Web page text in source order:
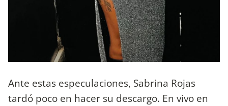
Ante estas especulaciones, Sabrina Rojas
tardó poco en hacer su descargo. En vivo en